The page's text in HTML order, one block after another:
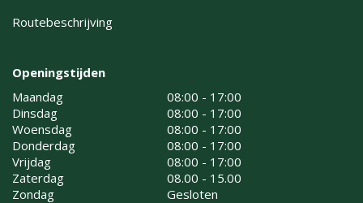
Routebeschrijving
Openingstijden
Maandag
08:00 - 17:00
Dinsdag
08:00 - 17:00
Woensdag
08:00 - 17:00
Donderdag
08:00 - 17:00
Vrijdag
08:00 - 17:00
Zaterdag
08.00 - 15.00
Zondag
Gesloten